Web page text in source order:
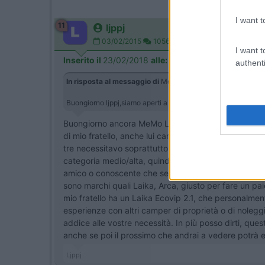
I want
I want
11 ljppj
03/02/2015 1056
Inserito il 23/02/2018 alle:
In risposta al messaggio di MeMo Le 83
Buongiorno ljppj,siamo aperti a tutti i marchi ...intanto
Buongiorno ancora MeMo Le 83, personalmente
di mio fratello, anche lui camperista, con
tre necessitavo soprattutto del garage che ho poi
categoria medio/alta, quindi non un entry level,
amico o conoscente che se ne intende. Se poi
sono marchi quali Laika, Arca, giusto per fare un
mio fratello ha un Laika Ecovip 2.1, che
esperienze con altri camper di proprietà o di
addice alle vostre necessità. In più posso dirti,
anche se poi il prossimo che andrai a vedere
Ljppj